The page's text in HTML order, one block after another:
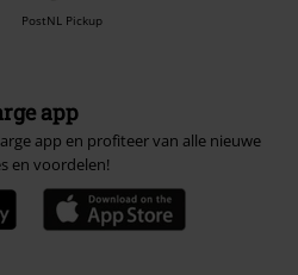
PostNL Pickup
app
app en profiteer van alle nieuwe
en voordelen!